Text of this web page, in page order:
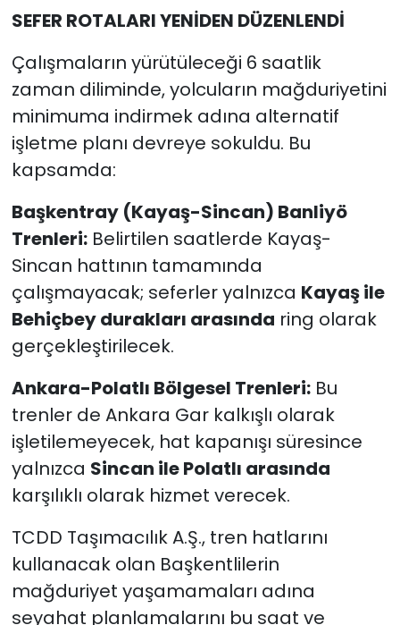
SEFER ROTALARI YENİDEN DÜZENLENDİ
Çalışmaların yürütüleceği 6 saatlik
zaman diliminde, yolcuların mağduriyetini
minimuma indirmek adına alternatif
işletme planı devreye sokuldu. Bu
kapsamda:
Başkentray (Kayaş-Sincan) Banliyö
Trenleri:Belirtilen saatlerde Kayaş-
Sincan hattının tamamında
çalışmayacak; seferler yalnızca Kayaş ile
Behiçbey durakları arasında ring olarak
gerçekleştirilecek.
Ankara-Polatlı Bölgesel Trenleri:Bu
trenler de Ankara Gar kalkışlı olarak
işletilemeyecek, hat kapanışı süresince
yalnızca Sincan ile Polatlı arasında
karşılıklı olarak hizmet verecek.
TCDD Taşımacılık A.Ş., tren hatlarını
kullanacak olan Başkentlilerin
mağduriyet yaşamamaları adına
seyahat planlamalarını bu saat ve